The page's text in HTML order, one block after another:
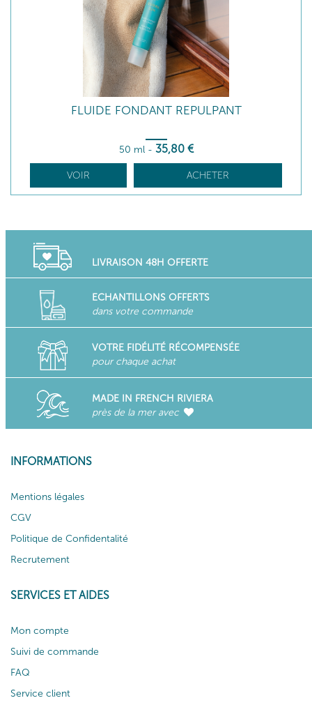
FLUIDE FONDANT REPULPANT
50 ml - 35,80 €
VOIR ACHETER
LIVRAISON 48H OFFERTE
ECHANTILLONS OFFERTS
dans votre commande
VOTRE FIDÉLITÉ RÉCOMPENSÉE
pour chaque achat
MADE IN FRENCH RIVIERA
près de la mer avec
INFORMATIONS
Mentions légales
CGV
Politique de Confidentalité
Recrutement
SERVICES ET AIDES
Mon compte
Suivi de commande
FAQ
Service client